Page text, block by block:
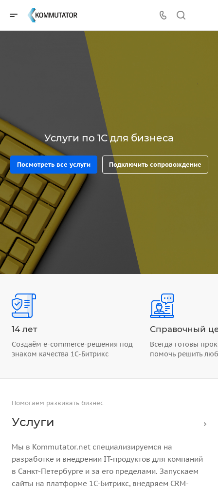
Услуги по 1С для бизнеса
Посмотреть все услуги Подключить сопровождение
14 лет
Создаём e-commerce-решения под
знаком качества 1С-Битрикс
Справочный
Всегда готовы
помочь решить
Помогаем развивать бизнес
Услуги
Мы в Kommutator.net специализируемся на
разработке и внедрении IT-продуктов для компаний
в Санкт-Петербурге и за его пределами. Запускаем
сайты на платформе 1С-Битрикс, внедряем CRM-